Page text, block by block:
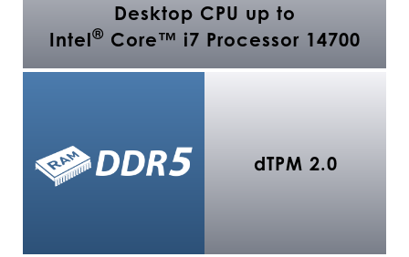
Desktop CPU up to
Intel®Core™ i7 Processor 14700
dTPM 2.0